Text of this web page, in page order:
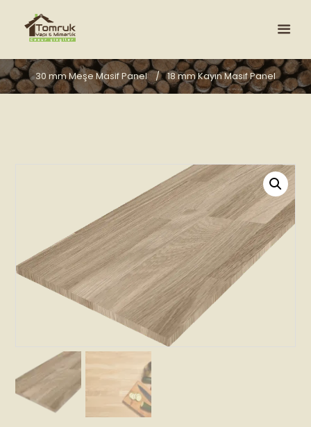
30 mm Meşe Masif Panel 18 mm Kayın Masif Panel